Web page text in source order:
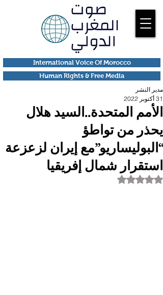
Human Rights & Free Media
International Voice Of Morocco
الأمم المتحدة..السيد هلال
يحذر من تواطؤ
“البوليساريو”مع إيران لزعزعة
استقرار شمال إفريقيا
مدير النشر
31 أكتوبر 2022
تم التقييم بـ ليس رقمًا من أصل 5 نجوم.